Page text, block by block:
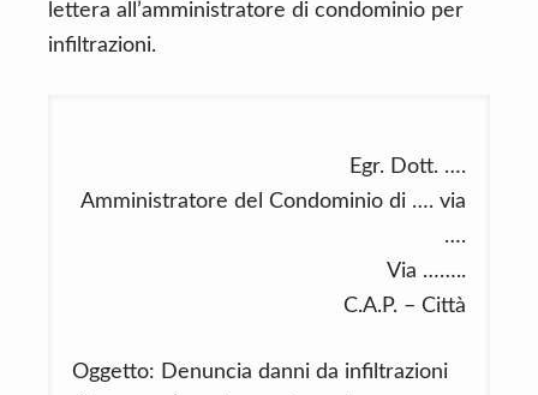
lettera all’amministratore di condominio per
infiltrazioni.
Egr. Dott. ….
Amministratore del Condominio di …. via
….
Via ……..
C.A.P. – Città
Oggetto: Denuncia danni da infiltrazioni